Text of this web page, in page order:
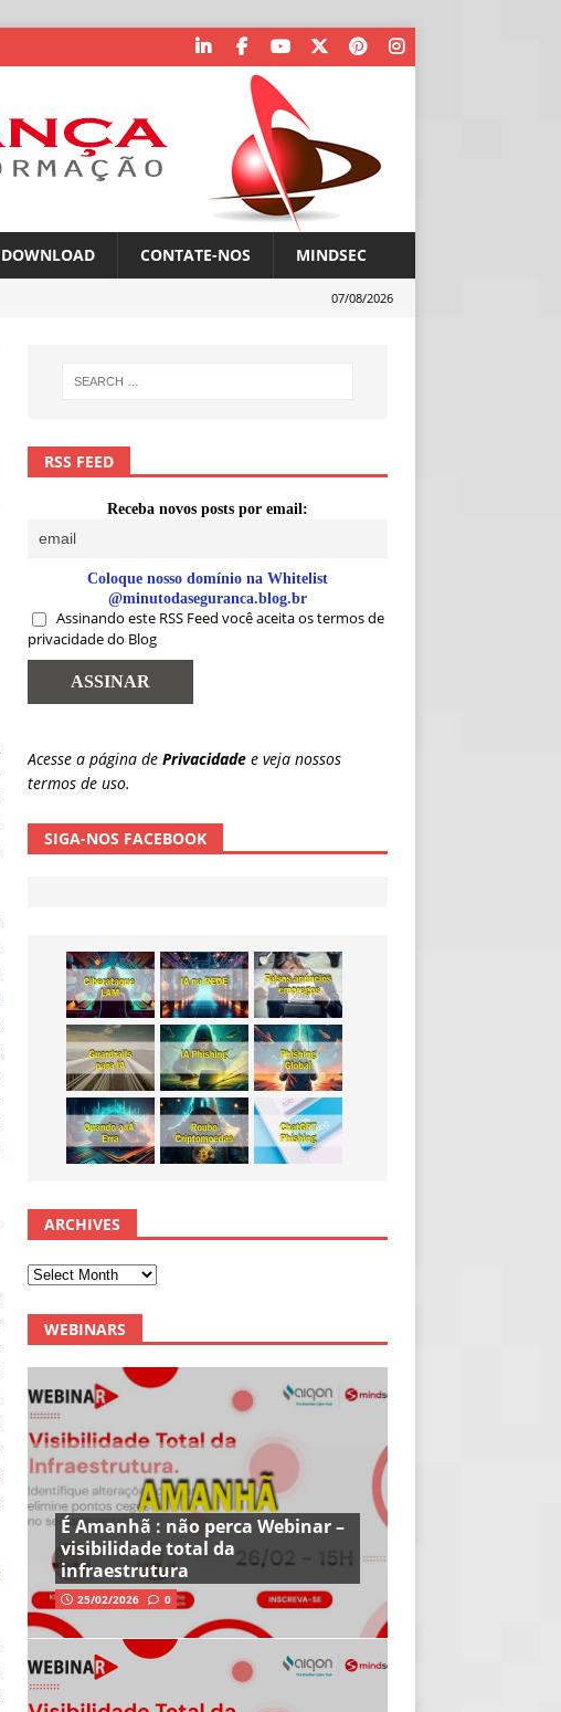
DOWNLOAD CONTATE-NOS MINDSEC
07/08/2026
RSS FEED
Receba novos posts por email:
Coloque nosso domínio na Whitelist
@minutodaseguranca.blog.br
Assinando este RSS Feed você aceita os termos de
privacidade do Blog
Acesse a página de Privacidade e veja nossos
termos de uso.
SIGA-NOS FACEBOOK
ARCHIVES
WEBINARS
É Amanhã : não perca Webinar –
visibilidade total da
infraestrutura
25/02/2026 0